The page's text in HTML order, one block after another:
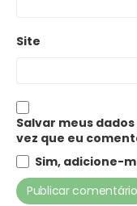
Site
Salvar meus
vez que eu
Sim, adicione-